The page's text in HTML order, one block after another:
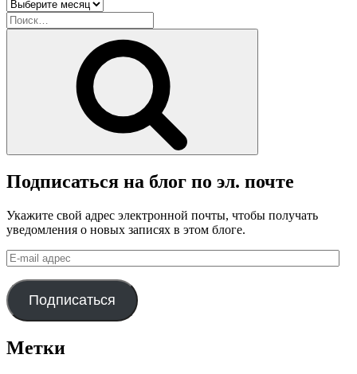
Архив
блога
Искать:
Подписаться на блог по эл. почте
Укажите свой адрес электронной почты, чтобы получать
уведомления о новых записях в этом блоге.
E-
mail
адрес
Подписаться
Метки